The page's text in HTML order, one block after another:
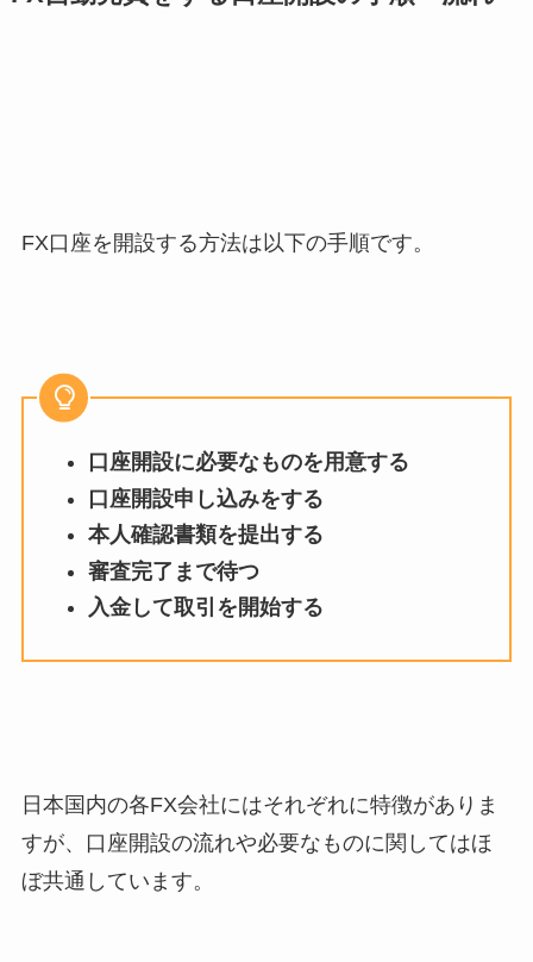
FX口座を開設する方法は以下の手順です。
口座開設に必要なものを用意する
口座開設申し込みをする
本人確認書類を提出する
審査完了まで待つ
入金して取引を開始する
日本国内の各FX会社にはそれぞれに特徴がありま
すが、口座開設の流れや必要なものに関してはほ
ぼ共通しています。